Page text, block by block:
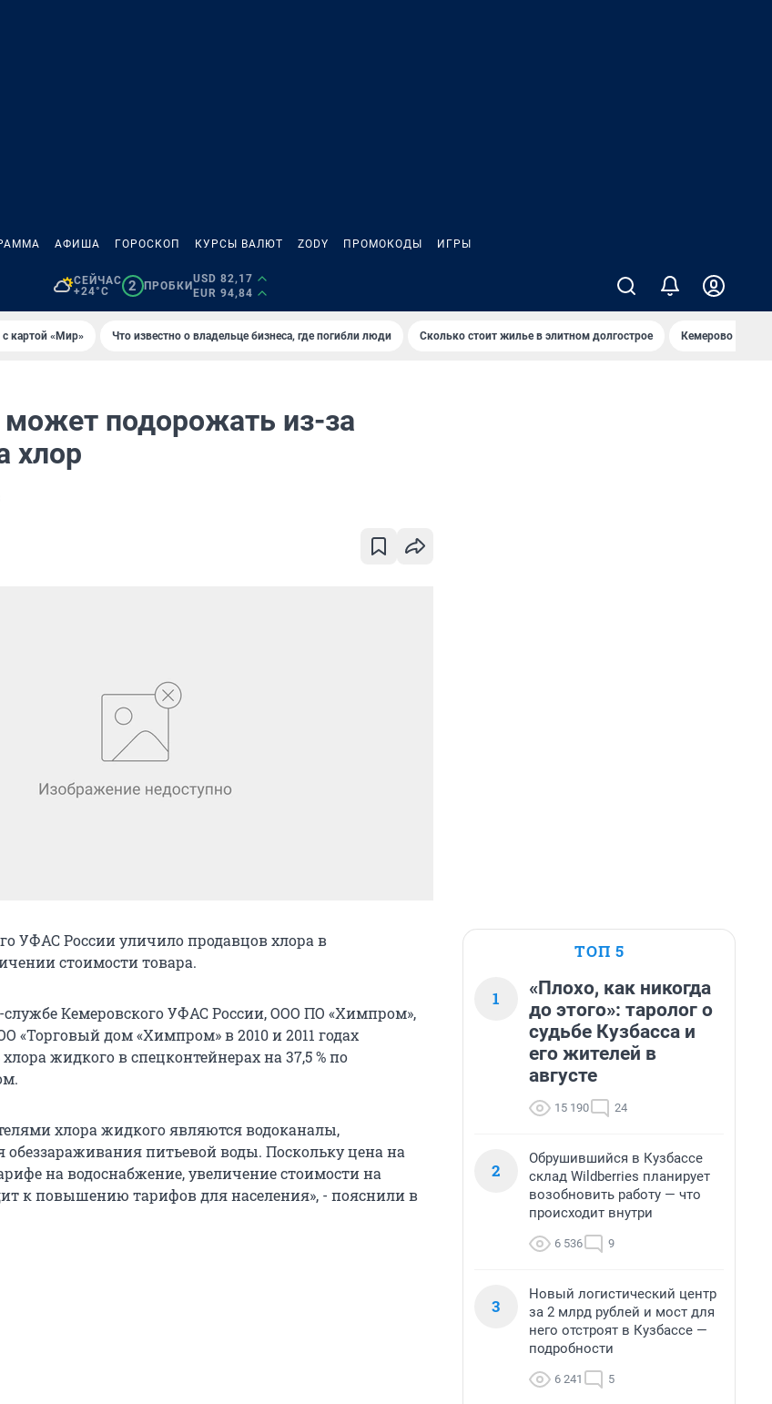
АФИША ГОРОСКОП КУРСЫ ВАЛЮТ ZODY ПРОМОКОДЫ ИГРЫ
СЕЙЧАС
+24°C
2 ПРОБКИ
USD 82,17
EUR 94,84
картой «Мир» Что известно о владельце бизнеса, где погибли люди Сколько стоит жилье в элитном долгострое Кемерово —
подорожать из-за
хлор
УФАС России уличило продавцов хлора в
стоимости товара.
Кемеровского УФАС России, ООО ПО «Химпром»,
«Торговый дом «Химпром» в 2010 и 2011 годах
жидкого в спецконтейнерах на 37,5 % по
хлора жидкого являются водоканалы,
обеззараживания питьевой воды. Поскольку цена на
на водоснабжение, увеличение стоимости на
к повышению тарифов для населения», - пояснили в
ТОП 5
1
«Плохо, как никогда
до этого»: таролог о
судьбе Кузбасса и
его жителей в
августе
15 190 24
2
Обрушившийся в Кузбассе
склад Wildberries планирует
возобновить работу — что
происходит внутри
6 536 9
3
Новый логистический центр
за 2 млрд рублей и мост для
него отстроят в Кузбассе —
подробности
6 241 5